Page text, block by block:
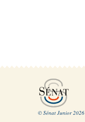
© Sénat Junior 2026